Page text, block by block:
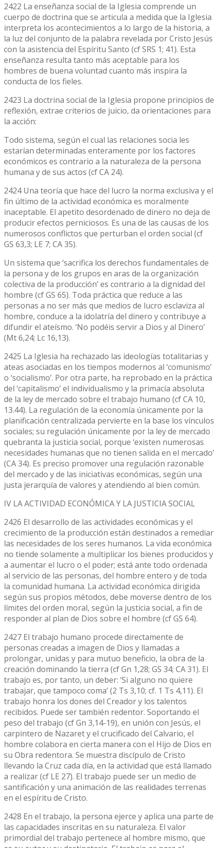
2422 La enseñanza social de la Iglesia comprende un
cuerpo de doctrina que se articula a medida que la Iglesia
interpreta los acontecimientos a lo largo de la historia, a
la luz del conjunto de la palabra revelada por Cristo Jesús
con la asistencia del Espíritu Santo (cf SRS 1; 41). Esta
enseñanza resulta tanto más aceptable para los
hombres de buena voluntad cuanto más inspira la
conducta de los fieles.
2423 La doctrina social de la Iglesia propone principios de
reflexión, extrae criterios de juicio, da orientaciones para
la acción:
Todo sistema, según el cual las relaciones socia les
estarían determinadas enteramente por los factores
económicos es contrario a la naturaleza de la persona
humana y de sus actos (cf CA 24).
2424 Una teoría que hace del lucro la norma exclusiva y el
fin último de la actividad económica es moralmente
inaceptable. El apetito desordenado de dinero no deja de
producir efectos perniciosos. Es una de las causas de los
numerosos conflictos que perturban el orden social (cf
GS 63,3; LE 7; CA 35).
Un sistema que ‘sacrifica los derechos fundamentales de
la persona y de los grupos en aras de la organización
colectiva de la producción’ es contrario a la dignidad del
hombre (cf GS 65). Toda práctica que reduce a las
personas a no ser más que medios de lucro esclaviza al
hombre, conduce a la idolatría del dinero y contribuye a
difundir el ateísmo. ‘No podéis servir a Dios y al Dinero’
(Mt 6,24; Lc 16,13).
2425 La Iglesia ha rechazado las ideologías totalitarias y
ateas asociadas en los tiempos modernos al ‘comunismo’
o ‘socialismo’. Por otra parte, ha reprobado en la práctica
del ‘capitalismo’ el individualismo y la primacía absoluta
de la ley de mercado sobre el trabajo humano (cf CA 10,
13.44). La regulación de la economía únicamente por la
planificación centralizada pervierte en la base los vínculos
sociales; su regulación únicamente por la ley de mercado
quebranta la justicia social, porque ‘existen numerosas
necesidades humanas que no tienen salida en el mercado’
(CA 34). Es preciso promover una regulación razonable
del mercado y de las iniciativas económicas, según una
justa jerarquía de valores y atendiendo al bien común.
IV LA ACTIVIDAD ECONÓMICA Y LA JUSTICIA SOCIAL
2426 El desarrollo de las actividades económicas y el
crecimiento de la producción están destinados a remediar
las necesidades de los seres humanos. La vida económica
no tiende solamente a multiplicar los bienes producidos y
a aumentar el lucro o el poder; está ante todo ordenada
al servicio de las personas, del hombre entero y de toda
la comunidad humana. La actividad económica dirigida
según sus propios métodos, debe moverse dentro de los
límites del orden moral, según la justicia social, a fin de
responder al plan de Dios sobre el hombre (cf GS 64).
2427 El trabajo humano procede directamente de
personas creadas a imagen de Dios y llamadas a
prolongar, unidas y para mutuo beneficio, la obra de la
creación dominando la tierra (cf Gn 1,28; GS 34; CA 31). El
trabajo es, por tanto, un deber: ‘Si alguno no quiere
trabajar, que tampoco coma’ (2 Ts 3,10; cf. 1 Ts 4,11). El
trabajo honra los dones del Creador y los talentos
recibidos. Puede ser también redentor. Soportando el
peso del trabajo (cf Gn 3,14-19), en unión con Jesús, el
carpintero de Nazaret y el crucificado del Calvario, el
hombre colabora en cierta manera con el Hijo de Dios en
su Obra redentora. Se muestra discípulo de Cristo
llevando la Cruz cada día, en la actividad que está llamado
a realizar (cf LE 27). El trabajo puede ser un medio de
santificación y una animación de las realidades terrenas
en el espíritu de Cristo.
2428 En el trabajo, la persona ejerce y aplica una parte de
las capacidades inscritas en su naturaleza. El valor
primordial del trabajo pertenece al hombre mismo, que